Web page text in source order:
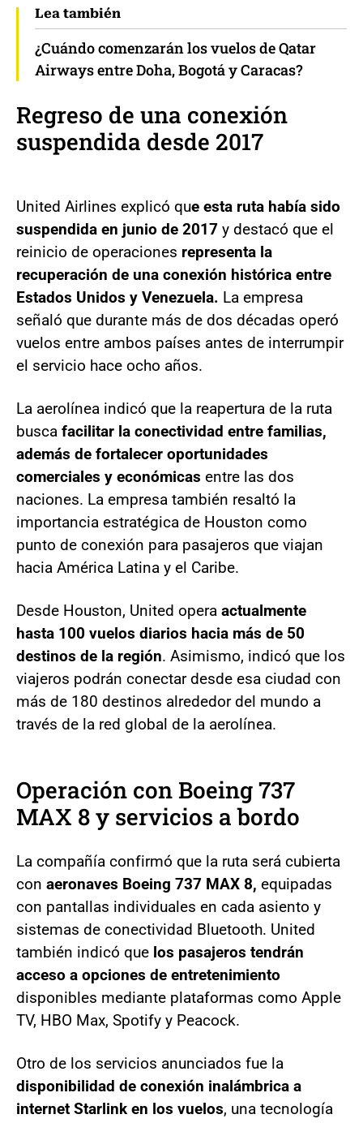
Lea también
¿Cuándo comenzarán los vuelos de Qatar
Airways entre Doha, Bogotá y Caracas?
Regreso de una conexión
suspendida desde 2017
United Airlines explicó que esta ruta había sido
suspendida en junio de 2017 y destacó que el
reinicio de operaciones representa la
recuperación de una conexión histórica entre
Estados Unidos y Venezuela. La empresa
señaló que durante más de dos décadas operó
vuelos entre ambos países antes de interrumpir
el servicio hace ocho años.
La aerolínea indicó que la reapertura de la ruta
busca facilitar la conectividad entre familias,
además de fortalecer oportunidades
comerciales y económicas entre las dos
naciones. La empresa también resaltó la
importancia estratégica de Houston como
punto de conexión para pasajeros que viajan
hacia América Latina y el Caribe.
Desde Houston, United opera actualmente
hasta 100 vuelos diarios hacia más de 50
destinos de la región. Asimismo, indicó que los
viajeros podrán conectar desde esa ciudad con
más de 180 destinos alrededor del mundo a
través de la red global de la aerolínea.
Operación con Boeing 737
MAX 8 y servicios a bordo
La compañía confirmó que la ruta será cubierta
con aeronaves Boeing 737 MAX 8, equipadas
con pantallas individuales en cada asiento y
sistemas de conectividad Bluetooth. United
también indicó que los pasajeros tendrán
acceso a opciones de entretenimiento
disponibles mediante plataformas como Apple
TV, HBO Max, Spotify y Peacock.
Otro de los servicios anunciados fue la
disponibilidad de conexión inalámbrica a
internet Starlink en los vuelos, una tecnología